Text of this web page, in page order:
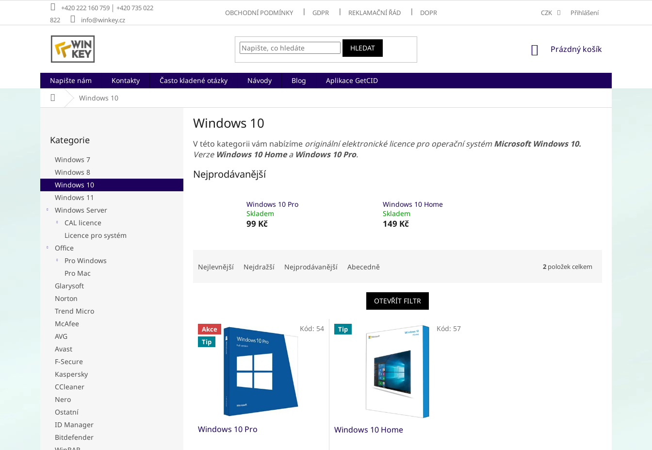
obsah
+420 222 160 759 │ +420 735 022
822
info@winkey.cz
OBCHODNÍ PODMÍNKY GDPR REKLAMAČNÍ ŘÁD DOPRAVA A DORUČENÍ ODSTOUPENÍ OD SMLOUVY
CZK Přihlášení
HLEDAT
NÁKUPNÍ
Prázdný košík
Napište nám Kontakty Často kladené otázky Návody Blog
Aplikace GetCID
Domů Windows 10
n
kategorie
Kategorie
Windows 7
Windows 8
Windows 10
Windows 11
Windows Server
CAL licence
Licence pro systém
Office
Pro Windows
Pro Mac
Glarysoft
Norton
Trend Micro
McAfee
AVG
Avast
F-Secure
Kaspersky
CCleaner
Nero
Ostatní
ID Manager
Bitdefender
Windows 10
V této kategorii vám nabízíme originální elektronické licence pro operační systémMicrosoft Windows 10.
Verze Windows 10 Homea Windows 10 Pro.
Nejprodávanější
Windows 10 Pro
Skladem
99 Kč
Windows 10 Home
Skladem
149 Kč
o
d
Nejlevnější Nejdražší Nejprodávanější Abecedně 2 položek celkem
OTEVŘÍT FILTR
V
p
Akce
Tip
Windows 10 Pro
Kód: 54 Tip
Windows 10 Home
Kód: 57